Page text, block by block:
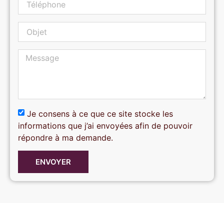
Je consens à ce que ce site stocke les
informations que j’ai envoyées afin de pouvoir
répondre à ma demande.
ENVOYER